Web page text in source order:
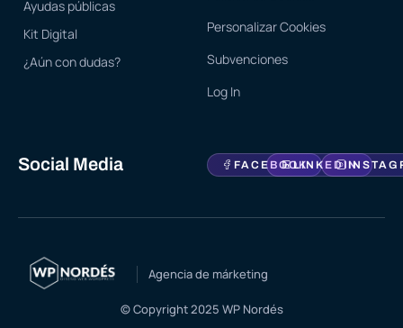
Ayudas públicas
Kit Digital
¿Aún con dudas?
Personalizar Cookies
Subvenciones
Log In
Social Media FACEBOOKLINKEDIN
Agencia de márketing
© Copyright 2025 WP Nordés